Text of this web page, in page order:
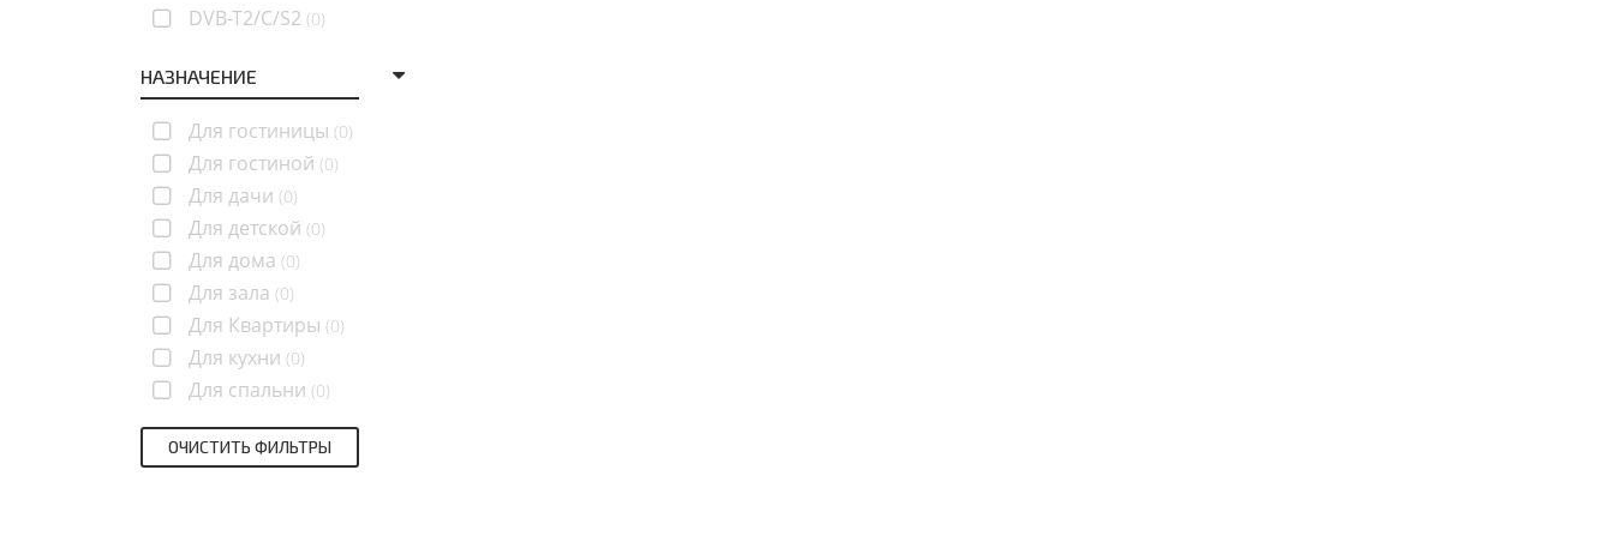
DVB-T2/C/S2 (0)
НАЗНАЧЕНИЕ
Для гостиницы (0)
Для гостиной (0)
Для дачи (0)
Для детской (0)
Для дома (0)
Для зала (0)
Для Квартиры (0)
Для кухни (0)
Для спальни (0)